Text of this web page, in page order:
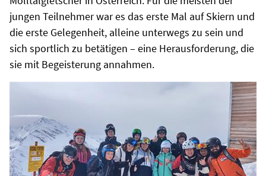
jungen Teilnehmer war es das erste Mal auf Skiern und
die erste Gelegenheit, alleine unterwegs zu sein und
sich sportlich zu betätigen – eine Herausforderung, die
sie mit Begeisterung annahmen.